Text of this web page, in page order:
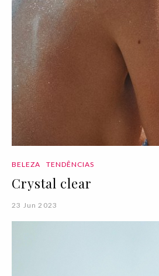
BELEZA TENDÊNCIAS
Crystal clear
23 Jun 2023